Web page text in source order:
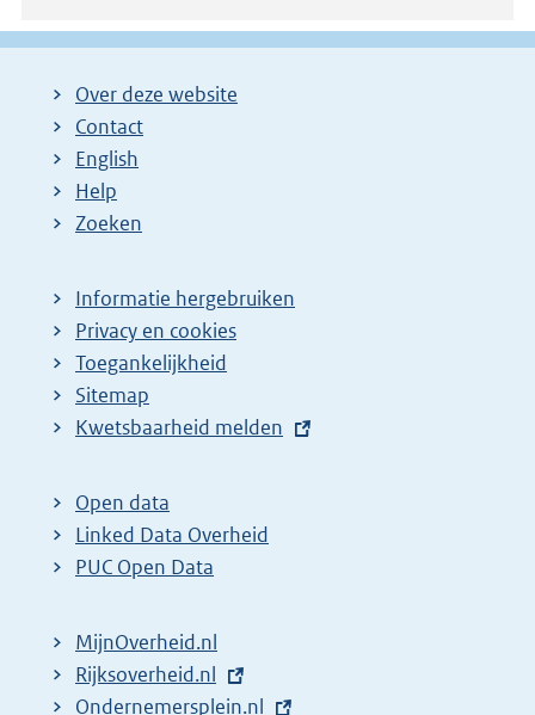
Over deze website
Contact
English
Help
Zoeken
Informatie hergebruiken
Privacy en cookies
Toegankelijkheid
Sitemap
E
t
e
r
l
i
Kwetsbaarheid melden
Open data
Linked Data Overheid
PUC Open Data
MijnOverheid.nl
E
x
Rijksoverheid.nl
E
Ondernemersplein.nl